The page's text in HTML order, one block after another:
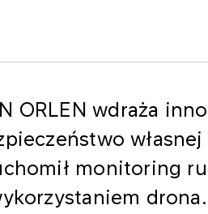
ORLEN wdraża
monitoring